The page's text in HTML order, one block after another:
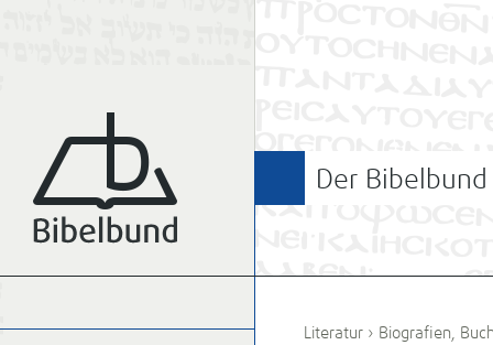
Der Bibelbund
Literatur › Biografien,